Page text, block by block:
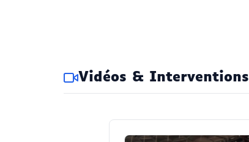
Vidéos & Interventions